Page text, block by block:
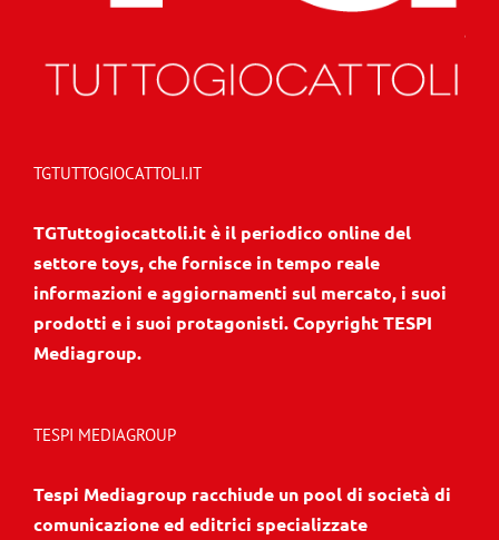
TGTUTTOGIOCATTOLI.IT
TGTuttogiocattoli.it è il periodico online del
settore toys, che fornisce in tempo reale
informazioni e aggiornamenti sul mercato, i suoi
prodotti e i suoi protagonisti. Copyright TESPI
Mediagroup.
TESPI MEDIAGROUP
Tespi Mediagroup racchiude un pool di società di
comunicazione ed editrici specializzate